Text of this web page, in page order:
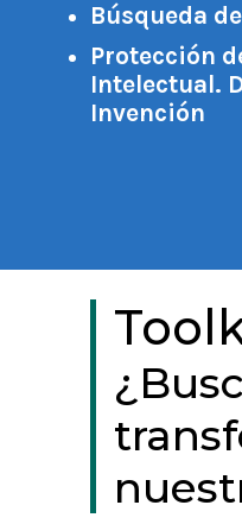
Búsqueda
Protección
Intelectual.
Invención
OTLUSS